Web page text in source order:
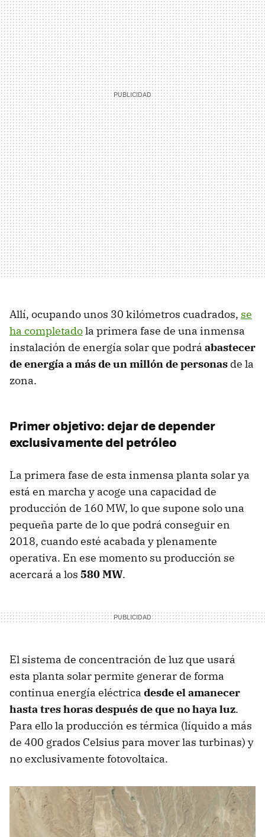
Allí, ocupando unos 30 kilómetros cuadrados, se
ha completadola primera fase de una inmensa
instalación de energía solar que podrá abastecer
de energía a más de un millón de personas de la
zona.
Primer objetivo: dejar de depender
exclusivamente del petróleo
La primera fase de esta inmensa planta solar ya
está en marcha y acoge una capacidad de
producción de 160 MW, lo que supone solo una
pequeña parte de lo que podrá conseguir en
2018, cuando esté acabada y plenamente
operativa. En ese momento su producción se
acercará a los 580 MW.
El sistema de concentración de luz que usará
esta planta solar permite generar de forma
continua energía eléctrica desde el amanecer
hasta tres horas después de que no haya luz.
Para ello la producción es térmica (líquido a más
de 400 grados Celsius para mover las turbinas) y
no exclusivamente fotovoltaica.